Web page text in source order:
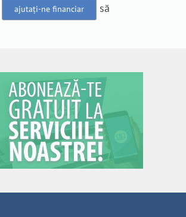
ajutați-ne financiar
să